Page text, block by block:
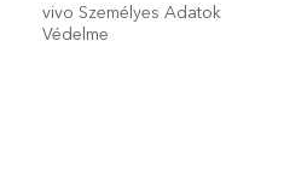
vivo Személyes Adatok
Védelme